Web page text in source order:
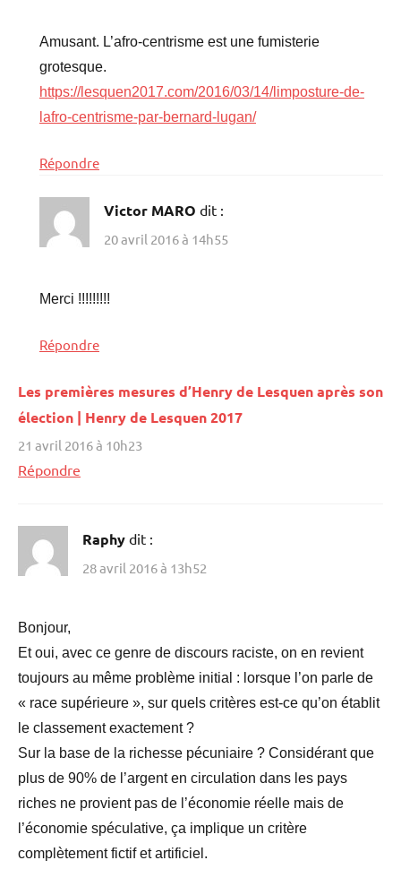
Amusant. L’afro-centrisme est une fumisterie
grotesque.
https://lesquen2017.com/2016/03/14/limposture-de-
lafro-centrisme-par-bernard-lugan/
Répondre
Victor MARO dit :
20 avril 2016 à 14h55
Merci !!!!!!!!!
Répondre
Les premières mesures d’Henry de Lesquen après son
élection | Henry de Lesquen 2017
21 avril 2016 à 10h23
Répondre
Raphy dit :
28 avril 2016 à 13h52
Bonjour,
Et oui, avec ce genre de discours raciste, on en revient
toujours au même problème initial : lorsque l’on parle de
« race supérieure », sur quels critères est-ce qu’on établit
le classement exactement ?
Sur la base de la richesse pécuniaire ? Considérant que
plus de 90% de l’argent en circulation dans les pays
riches ne provient pas de l’économie réelle mais de
l’économie spéculative, ça implique un critère
complètement fictif et artificiel.